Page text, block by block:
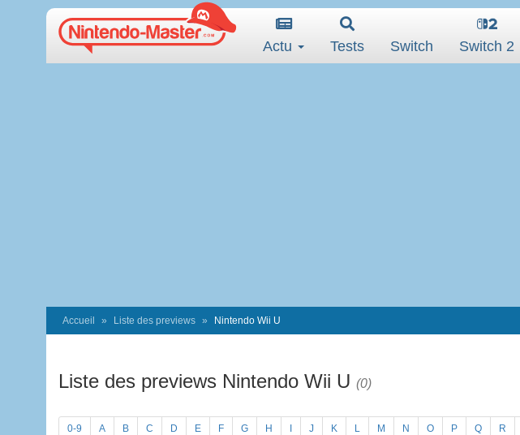
Actu Tests Switch Switch 2
Accueil Liste des previews Nintendo Wii U
Liste des previews Nintendo Wii U (0)
0-9 A B C D E F G H J K L M N O P Q R